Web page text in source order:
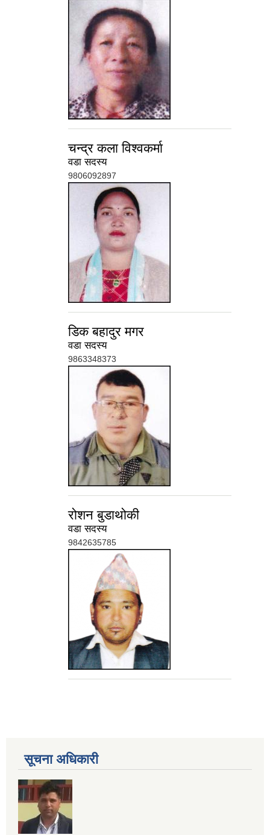
चन्द्र कला विश्वकर्मा
वडा सदस्य
9806092897
डिक बहादुर मगर
वडा सदस्य
9863348373
रोशन बुडाथोकी
वडा सदस्य
9842635785
सूचना अधिकारी